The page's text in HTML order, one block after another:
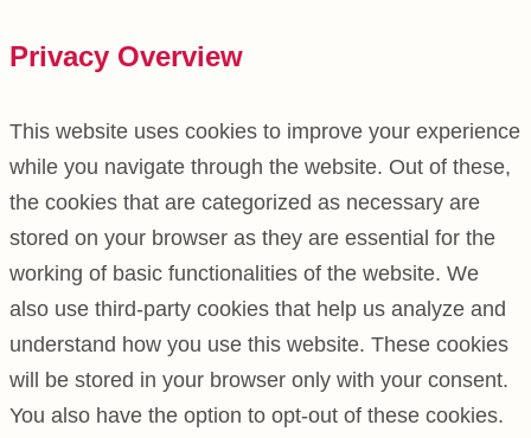
Privacy Overview
This website uses cookies to improve your experience
while you navigate through the website. Out of these,
the cookies that are categorized as necessary are
stored on your browser as they are essential for the
working of basic functionalities of the website. We
also use third-party cookies that help us analyze and
understand how you use this website. These cookies
will be stored in your browser only with your consent.
You also have the option to opt-out of these cookies.